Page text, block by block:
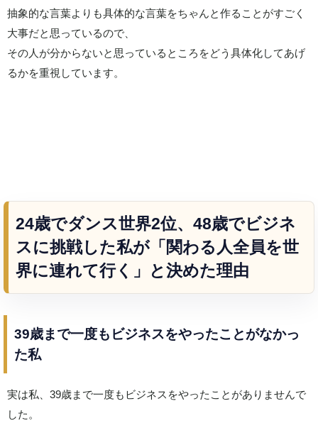
抽象的な言葉よりも具体的な言葉をちゃんと作ることがすごく
大事だと思っているので、
その人が分からないと思っているところをどう具体化してあげ
るかを重視しています。
24歳でダンス世界2位、48歳でビジネ
スに挑戦した私が「関わる人全員を世
界に連れて行く」と決めた理由
39歳まで一度もビジネスをやったことがなかっ
た私
実は私、39歳まで一度もビジネスをやったことがありませんで
した。